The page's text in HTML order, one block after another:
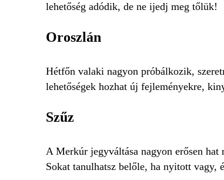
lehetőség adódik, de ne ijedj meg tőlük!
Oroszlán
Hétfőn valaki nagyon próbálkozik,
lehetőségek hozhat új fejleményekre,
Szűz
A Merkúr jegyváltása nagyon erősen
Sokat tanulhatsz belőle, ha nyitott vagy,